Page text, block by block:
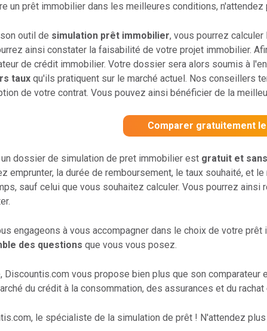
un prêt immobilier dans les meilleures conditions,
outil de simulation prêt immobilier, vous pourrez
ainsi constater la faisabilité de votre projet immobilier.
de crédit immobilier. Votre dossier sera alors soumis à
taux qu'ils pratiquent sur le marché actuel. Nos conseillers
de votre contrat. Vous pouvez ainsi bénéficier de la
Comparer gratuitement
un dossier de simulation de pret immobilier est gratuit et
emprunter, la durée de remboursement, le taux souhaité, et
sauf celui que vous souhaitez calculer. Vous pourrez
engageons à vous accompagner dans le choix de votre
des questions que vous vous posez.
Discountis.com vous propose bien plus que son
du crédit à la consommation, des assurances et du rachat
le spécialiste de la simulation de prêt ! N'attendez